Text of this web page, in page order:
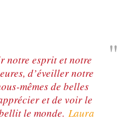
notre esprit et notre
d’éveiller notre
mêmes de belles
et de voir le
le monde. Laura